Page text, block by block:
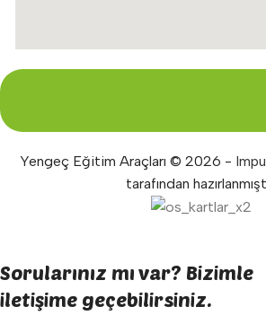
Yengeç Eğitim Araçları © 2026 -
tarafından
Sorularınız mı var? Bizimle
iletişime geçebilirsiniz.